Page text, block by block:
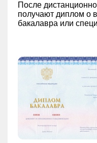
После
получают диплом о
бакалавра или